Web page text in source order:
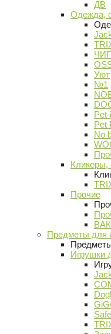
ДВ
Одежда,
Уют
№1
Pet
No
Кликеры,
Прочие
Предметы для
Игрушки
Safe